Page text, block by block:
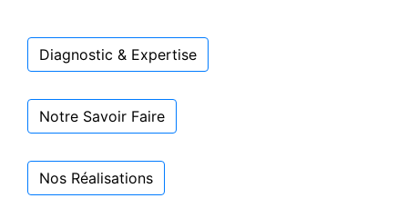
Diagnostic & Expertise
Notre Savoir Faire
Nos Réalisations